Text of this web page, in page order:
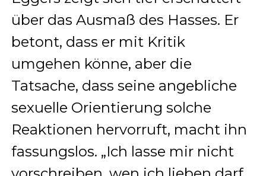
über das Ausmaß des Hasses. Er
betont, dass er mit Kritik
umgehen könne, aber die
Tatsache, dass seine angebliche
sexuelle Orientierung solche
Reaktionen hervorruft, macht ihn
fassungslos. „Ich lasse mir nicht